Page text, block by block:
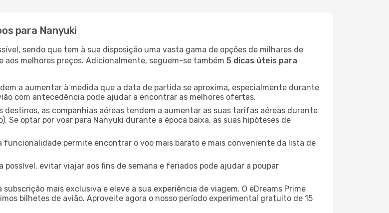
para Nanyuki
sendo que tem à sua disposição uma vasta gama de opções de milhares de
melhores preços. Adicionalmente, seguem-se também 5 dicas úteis para
a aumentar à medida que a data de partida se aproxima, especialmente durante
com antecedência pode ajudar a encontrar as melhores ofertas.
destinos, as companhias aéreas tendem a aumentar as suas tarifas aéreas durante
Se optar por voar para Nanyuki durante a época baixa, as suas hipóteses de
funcionalidade permite encontrar o voo mais barato e mais conveniente da lista de
possível, evitar viajar aos fins de semana e feriados pode ajudar a poupar
subscrição mais exclusiva e eleve a sua experiência de viagem. O eDreams Prime
bilhetes de avião. Aproveite agora o nosso período experimental gratuito de 15